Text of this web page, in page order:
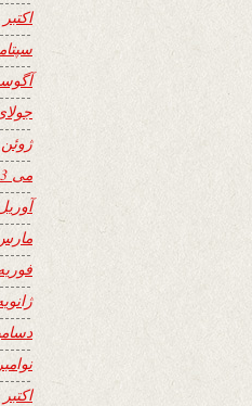
اکتبر 2013
سپتامبر
آگوست
جولای
ژوئن 2013
می 2013
آوریل
مارس
فوریه
ژانویه
دسامبر
نوامبر 2012
اکتبر 2012